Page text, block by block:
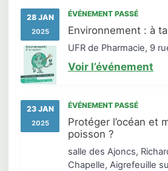
28 JAN
2025
ÉVÉNEMENT PASSÉ
Environnement : à
UFR de Pharmacie, 9
Voir l’événement
23 JAN
2025
ÉVÉNEMENT PASSÉ
Protéger l’océan et
poisson ?
salle des Ajoncs,
Chapelle, Aigrefeuille